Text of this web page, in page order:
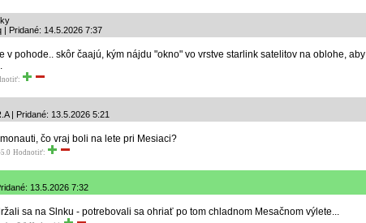
| Pridané: 14.5.2026 7:37
v pohode.. skôr čaajú, kým nájdu "okno" vo vrstve starlink satelitov na oblohe, aby
| Pridané: 13.5.2026 5:21
čo vraj boli na lete pri Mesiaci?
Hodnotiť:
13.5.2026 7:32
sa na Slnku - potrebovali sa ohriať po tom chladnom Mesačnom výlete...